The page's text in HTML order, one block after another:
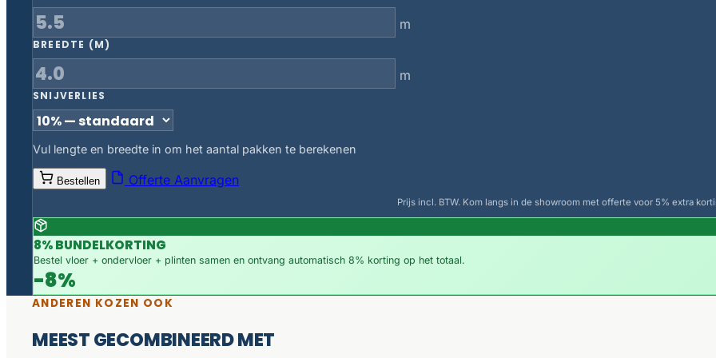
m
BREEDTE (M)
m
SNIJVERLIES
Vul lengte en breedte in om het aantal pakken te berekenen
Bestellen Offerte Aanvragen
Prijs incl. BTW. Kom langs in de showroom met offerte voor 5% extra
8% BUNDELKORTING
Bestel vloer + ondervloer + plinten samen en ontvang automatisch 8% korting op het totaal.
-8%
ANDEREN KOZEN OOK
MEEST GECOMBINEERD MET